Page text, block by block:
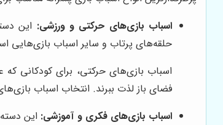
اسباب بازی‌های حرکتی و ورزشی: این
حلقه‌های پرتاب و سایر اسباب بازی‌هایی
اسباب بازی‌های حرکتی، برای کودکانی
فضای باز لذت ببرند. انتخاب اسباب
اسباب بازی‌های فکری و آموزشی: این